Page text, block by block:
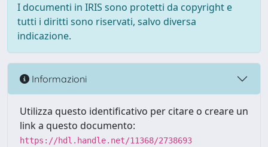
I documenti in IRIS sono protetti da copyright e
tutti i diritti sono riservati, salvo diversa
indicazione.
Informazioni
Utilizza questo identificativo per citare o creare un
link a questo documento:
https://hdl.handle.net/11368/2738693